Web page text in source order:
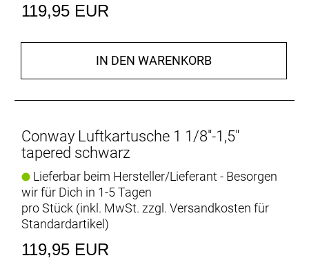
119,95 EUR
IN DEN WARENKORB
Conway Luftkartusche 1 1/8"-1,5"
tapered schwarz
Lieferbar beim Hersteller/Lieferant - Besorgen
wir für Dich in 1-5 Tagen
pro Stück (inkl. MwSt. zzgl. Versandkosten für
Standardartikel)
119,95 EUR